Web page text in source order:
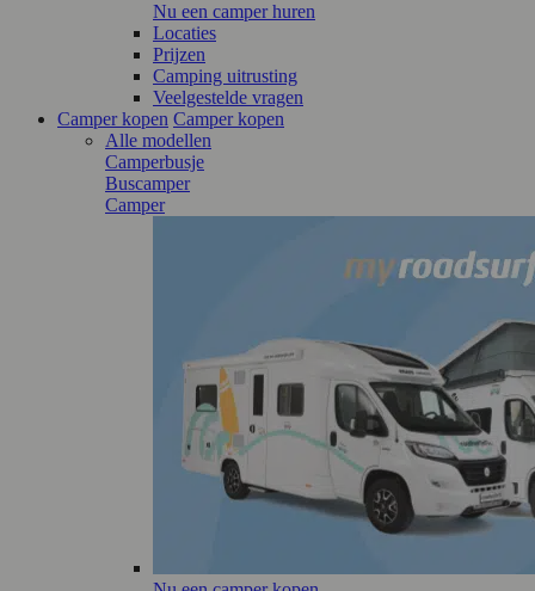
Nu een camper huren
Locaties
Prijzen
Camping uitrusting
Veelgestelde vragen
Camper kopen Camper kopen
Alle modellen
Camperbusje
Buscamper
Camper